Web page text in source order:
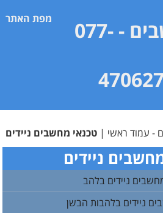
מפת האתר
- 077-
- עמוד ראשי |טכנאי מחשבים ניידים
ניידים
ניידים בלהב
ניידים בלהבות הבשן